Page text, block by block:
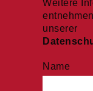
Weitere
unserer
Name